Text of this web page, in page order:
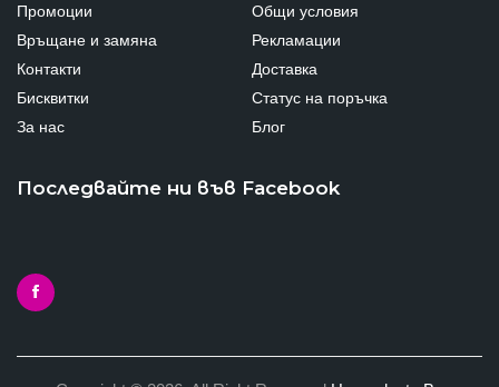
Промоции
Общи условия
Връщане и замяна
Рекламации
Контакти
Доставка
Бисквитки
Статус на поръчка
За нас
Блог
Последвайте ни във Facebook